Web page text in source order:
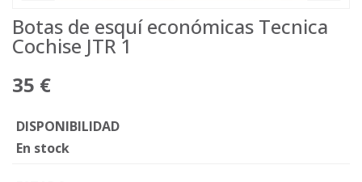
Botas de esquí económicas Tecnica
Cochise JTR 1
35 €
DISPONIBILIDAD
En stock